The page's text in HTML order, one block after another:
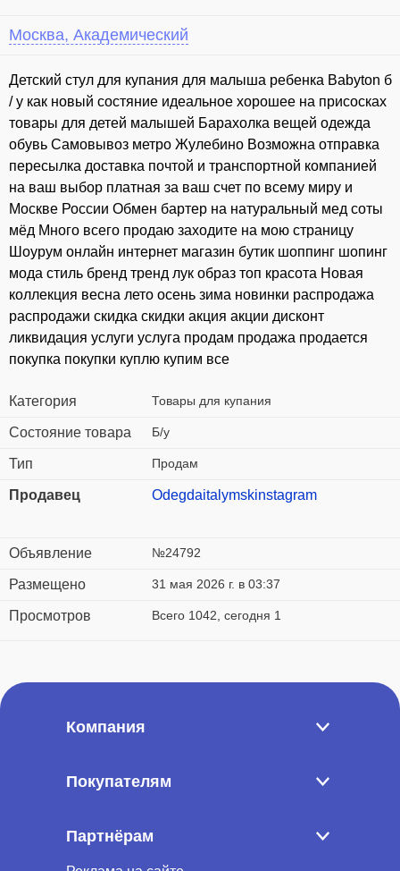
Москва, Академический
⁣Детский стул для купания для малыша ребенка Babyton б
/ у как новый состяние идеальное хорошее на присосках
товары для детей малышей Барахолка вещей одежда
обувь Самовывоз метро Жулебино Возможна отправка
пересылка доставка почтой и транспортной компанией
на ваш выбор платная за ваш счет по всему миру и
Москве России Обмен бартер на натуральный мед соты
мёд Много всего продаю заходите на мою страницу
Шоурум онлайн интернет магазин бутик шоппинг шопинг
мода стиль бренд тренд лук образ топ красота Новая
коллекция весна лето осень зима новинки распродажа
распродажи скидка скидки акция акции дисконт
ликвидация услуги услуга продам продажа продается
покупка покупки куплю купим все
Категория Товары для купания
Состояние товара Б/у
Тип Продам
Продавец Odegdaitalymskinstagram
Объявление №24792
Размещено 31 мая 2026 г. в 03:37
Просмотров Всего 1042, сегодня 1
Компания
Покупателям
Партнёрам